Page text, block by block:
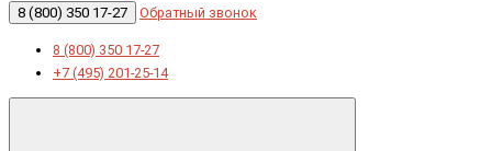
8 (800) 350 17-27 Обратный звонок
8 (800) 350 17-27
+7 (495) 201-25-14